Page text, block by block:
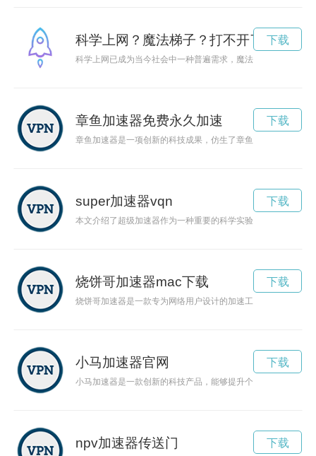
科学上网？魔法梯子？打不开了
科学上网已成为当今社会中一种普遍需求，魔法梯子成为大家
下载
章鱼加速器免费永久加速
章鱼加速器是一项创新的科技成果，仿生了章鱼的运动方式，
下载
super加速器vqn
本文介绍了超级加速器作为一种重要的科学实验设备，对粒子
下载
烧饼哥加速器mac下载
烧饼哥加速器是一款专为网络用户设计的加速工具，能够有效
下载
小马加速器官网
小马加速器是一款创新的科技产品，能够提升个人工作效率和
下载
npv加速器传送门 下载